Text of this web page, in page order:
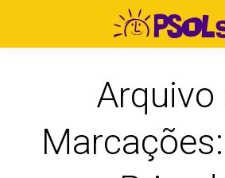
Arquivo
Marcações: